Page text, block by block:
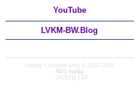
YouTube
LVKM-BW.Blog
coding + custom cms © 2002-2026
AD1 media
· 2628211 | 24